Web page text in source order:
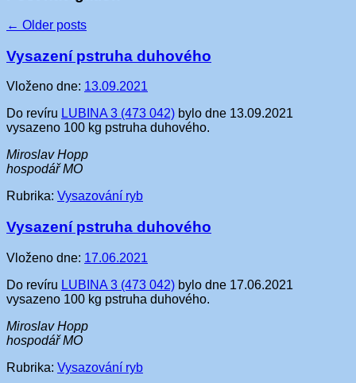
← Older posts
Vysazení pstruha duhového
Vloženo dne: 13.09.2021
Do revíru LUBINA 3 (473 042) bylo dne 13.09.2021
vysazeno 100 kg pstruha duhového.
Miroslav Hopp
hospodář MO
Rubrika: Vysazování ryb
Vysazení pstruha duhového
Vloženo dne: 17.06.2021
Do revíru LUBINA 3 (473 042) bylo dne 17.06.2021
vysazeno 100 kg pstruha duhového.
Miroslav Hopp
hospodář MO
Rubrika: Vysazování ryb